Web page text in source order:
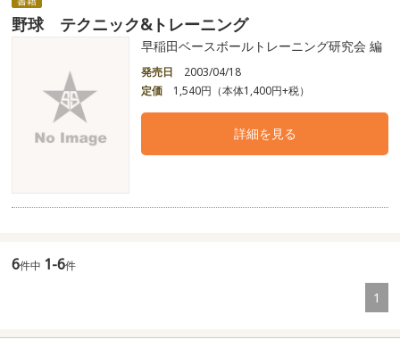
野球 テクニック&トレーニング
早稲田ベースボールトレーニング研究会 編
発売日
2003/04/18
定価
1,540円（本体1,400円+税）
詳細を見る
6件中 1-6件
1